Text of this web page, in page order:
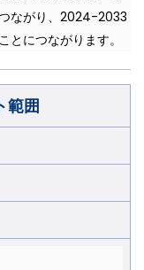
ながり、2024-2033
につながります。
範囲